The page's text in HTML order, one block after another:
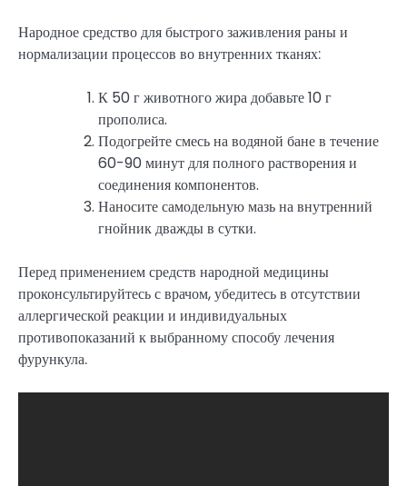
Народное средство для быстрого заживления раны и
нормализации процессов во внутренних тканях:
К 50 г животного жира добавьте 10 г
прополиса.
Подогрейте смесь на водяной бане в течение
60-90 минут для полного растворения и
соединения компонентов.
Наносите самодельную мазь на внутренний
гнойник дважды в сутки.
Перед применением средств народной медицины
проконсультируйтесь с врачом, убедитесь в отсутствии
аллергической реакции и индивидуальных
противопоказаний к выбранному способу лечения
фурункула.